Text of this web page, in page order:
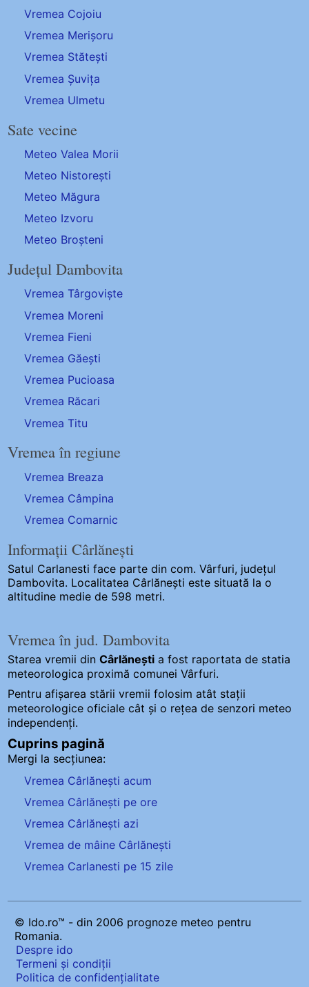
Vremea Cojoiu
Vremea Merișoru
Vremea Stătești
Vremea Șuvița
Vremea Ulmetu
Sate vecine
Meteo Valea Morii
Meteo Nistorești
Meteo Măgura
Meteo Izvoru
Meteo Broșteni
Județul Dambovita
Vremea Târgoviște
Vremea Moreni
Vremea Fieni
Vremea Găești
Vremea Pucioasa
Vremea Răcari
Vremea Titu
Vremea în regiune
Vremea Breaza
Vremea Câmpina
Vremea Comarnic
Informații Cârlănești
Satul Carlanesti face parte din com. Vârfuri, județul
Dambovita. Localitatea Cârlănești este situată la o
altitudine medie de 598 metri.
Vremea în jud. Dambovita
Starea vremii dinCârlănești a fost raportata de statia
meteorologica proximă comunei Vârfuri.
Pentru afișarea stării vremii folosim atât stații
meteorologice oficiale cât și o rețea de senzori meteo
independenți.
Cuprins pagină
Mergi la secțiunea:
Vremea Cârlănești acum
Vremea Cârlănești pe ore
Vremea Cârlănești azi
Vremea de mâine Cârlănești
Vremea Carlanesti pe 15 zile
© Ido.ro™ - din 2006 prognoze meteo pentru
Romania.
Despre ido
Termeni și condiții
Politica de confidențialitate